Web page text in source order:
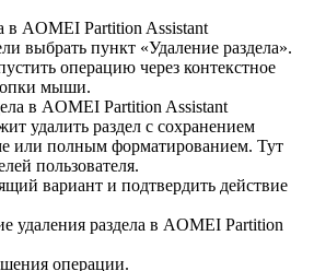
выбрать пункт «Удаление раздела».
операцию через контекстное
мыши.
удалить раздел с сохранением
или полным форматированием. Тут
пользователя.
вариант и подтвердить действие
операции.